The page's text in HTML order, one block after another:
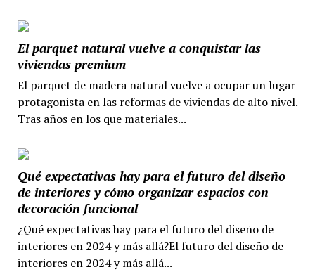
El parquet natural vuelve a conquistar las
viviendas premium
El parquet de madera natural vuelve a ocupar un lugar
protagonista en las reformas de viviendas de alto nivel.
Tras años en los que materiales...
Qué expectativas hay para el futuro del diseño
de interiores y cómo organizar espacios con
decoración funcional
¿Qué expectativas hay para el futuro del diseño de
interiores en 2024 y más allá?El futuro del diseño de
interiores en 2024 y más allá...